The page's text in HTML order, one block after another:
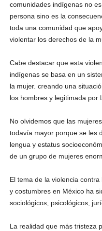
comunidades indígenas no
persona sino es la
toda una comunidad que
violentar los derechos de la
Cabe destacar que esta
indígenas se basa en un
la mujer. creando una
los hombres y legitimada por
No olvidemos que las
todavía mayor porque se les
lengua y estatus
de un grupo de mujeres
El tema de la violencia
y costumbres en México ha
sociológicos, psicológicos,
La realidad que más tristeza